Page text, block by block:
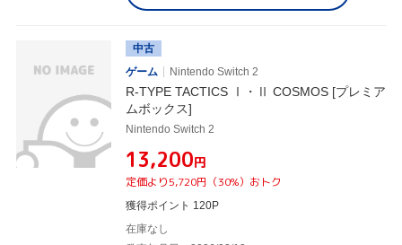
中古
ゲーム
Nintendo Switch 2
R-TYPE TACTICS Ⅰ・Ⅱ COSMOS [プレミア
ムボックス]
Nintendo Switch 2
¥13,200円
定価より5,720円（30%）おトク
獲得ポイント 120P
在庫なし